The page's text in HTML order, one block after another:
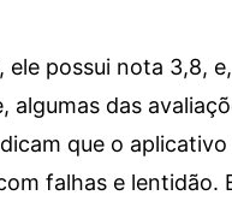
ele possui nota 3,8, e,
algumas das
que o aplicativo
falhas e lentidão.